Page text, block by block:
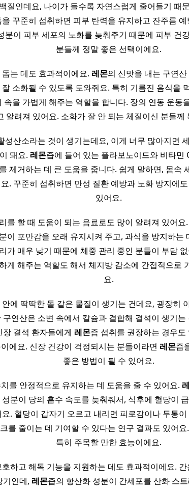
질인데요, 나이가 들수록 자연스럽게 줄어들기 때
을 꾸준히 섭취하면 피부 탄력을 유지하고 잔주름
분이 피부 세포의 노화를 늦춰주기 때문에 피부 건
분들께 정말 좋은 선택이에요.
는 데도 효과적이에요. 레몬의 신맛을 내는 구연
소화될 수 있도록 도와줘요. 특히 기름진 음식을
속을 가볍게 해주는 역할을 합니다. 장의 연동 운동
알려져 있어요. 소화가 잘 안 되는 체질이신 분들께
성산소라는 것이 생기는데요, 이게 너무 많아지면
돼요. 레몬즙에 들어 있는 플라보노이드와 비타민
제거하는 데 큰 도움을 줍니다. 쉽게 말하면, 몸속
. 꾸준히 섭취하면 만성 질환 예방과 노화 방지에
있어요.
를 할 때 도움이 되는 음료로도 많이 알려져 있어요.
이 포만감을 오래 유지시켜 주고, 과식을 방지하는
가 매우 낮기 때문에 체중 관리 중인 분들이 부담
게 해주는 역할도 해서 체지방 감소에 간접적으로
요.
에 딱딱한 돌 같은 물질이 생기는 건데요, 굉장히
구연산은 소변 속에서 칼슘과 결합해 결석이 생기
결석 환자들에게 레몬즙 섭취를 권장하는 경우
에요. 신장 건강이 걱정되시는 분들이라면 레몬즙
좋은 방법이 될 수 있어요.
를 안정적으로 유지하는 데 도움을 줄 수 있어요.
분이 당의 흡수 속도를 늦춰줘서, 식후에 혈당이
. 혈당이 갑자기 오르고 내리면 피로감이나 두통
를 줄이는 데 기여할 수 있다는 연구 결과도 있어
특히 주목할 만한 효능이에요.
하고 해독 기능을 지원하는 데도 효과적이에요.
기인데, 레몬즙의 항산화 성분이 간세포를 산화 스